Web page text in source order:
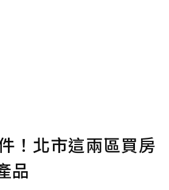
！北市這兩區買房
品